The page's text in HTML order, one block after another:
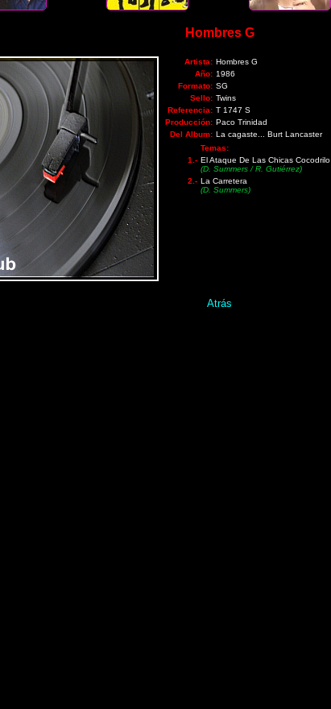
Hombres G
Artista: Hombres G
Año: 1986
Formato: SG
Sello: Twins
Referencia: T 1747 S
Producción: Paco Trinidad
Del Album: La cagaste... Burt Lancaster
Temas:
1.- El Ataque De Las Chicas Cocodrilo
(D. Summers / R. Gutiérrez)
2.- La Carretera
(D. Summers)
Atrás